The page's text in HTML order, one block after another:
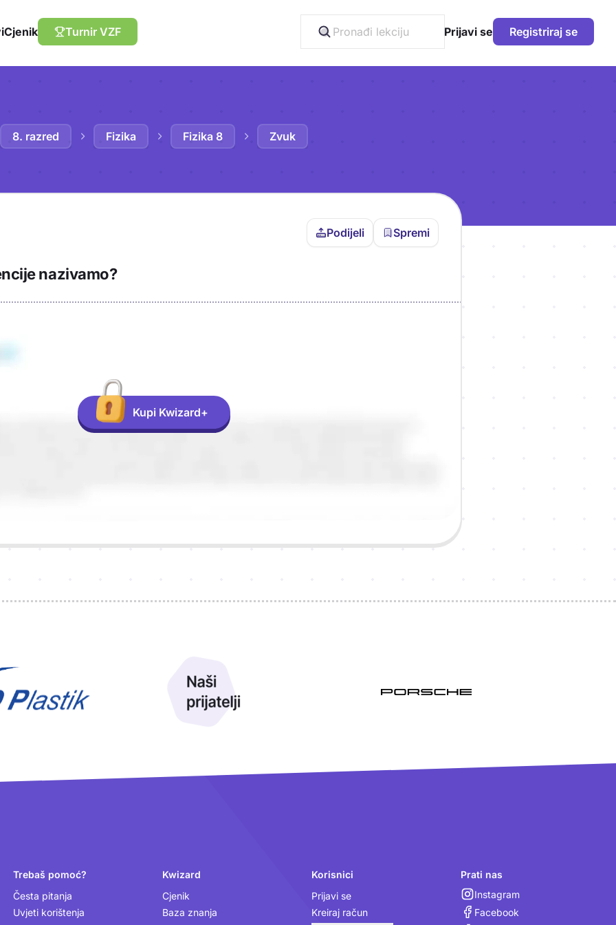
Cjenik Turnir VZF Prijavi se Registriraj se
8. razred Fizika Fizika 8 Zvuk
Podijeli Spremi
nazivamo?
Kupi Kwizard+
Trebaš pomoć?
Česta pitanja
Uvjeti korištenja
Kwizard
Cjenik
Baza znanja
Korisnici
Prijavi se
Kreiraj račun
Prati nas
Instagram
Facebook